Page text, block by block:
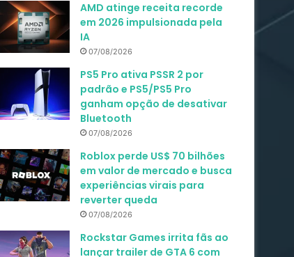
AMD atinge receita recorde
em 2026 impulsionada pela
IA
07/08/2026
PS5 Pro ativa PSSR 2 por
padrão e PS5/PS5 Pro
ganham opção de desativar
Bluetooth
07/08/2026
Roblox perde US$ 70 bilhões
em valor de mercado e busca
experiências virais para
reverter queda
07/08/2026
Rockstar Games irrita fãs ao
lançar trailer de GTA 6 com